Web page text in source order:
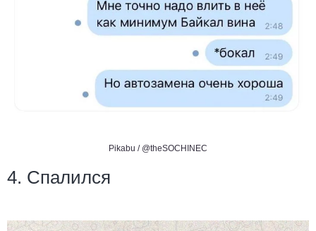
Pikabu / @theSOCHINEC
4. Спалился